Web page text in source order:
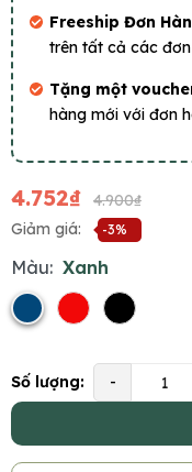
Freeship Đơn
trên tất cả các
Tặng một
hàng mới với đơn
4.752₫
4.900₫
Giảm giá:
-3%
Màu: Xanh
Số lượng: -